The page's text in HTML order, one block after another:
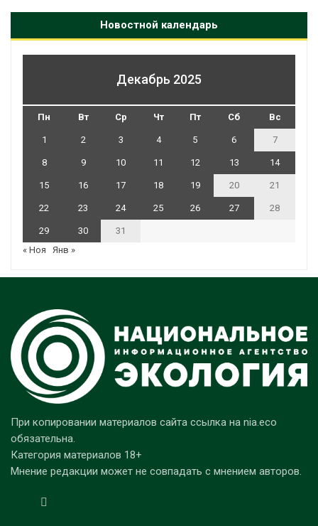
Новостной календарь
Декабрь 2025
Пн Вт Ср Чт Пт Сб Вс
1 2 3 4 5 6 7
8 9 10 11 12 13 14
15 16 17 18 19 20 21
22 23 24 25 26 27 28
29 30
31
« Ноя
Янв »
При копировании материалов сайта ссылка на nia.eco
обязательна.
Категория материалов 18+
Мнение редакции может не совпадать с мнением авторов.